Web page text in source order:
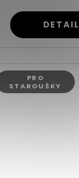
DETAIL
PRO
STAROUŠKY